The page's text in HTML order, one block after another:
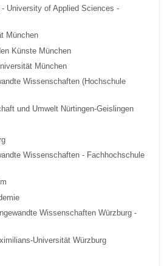
University of Applied Sciences -
München
Künste München
München
Wissenschaften (Hochschule
und Umwelt Nürtingen-Geislingen
Wissenschaften - Fachhochschule
Wissenschaften Würzburg -
Universität Würzburg